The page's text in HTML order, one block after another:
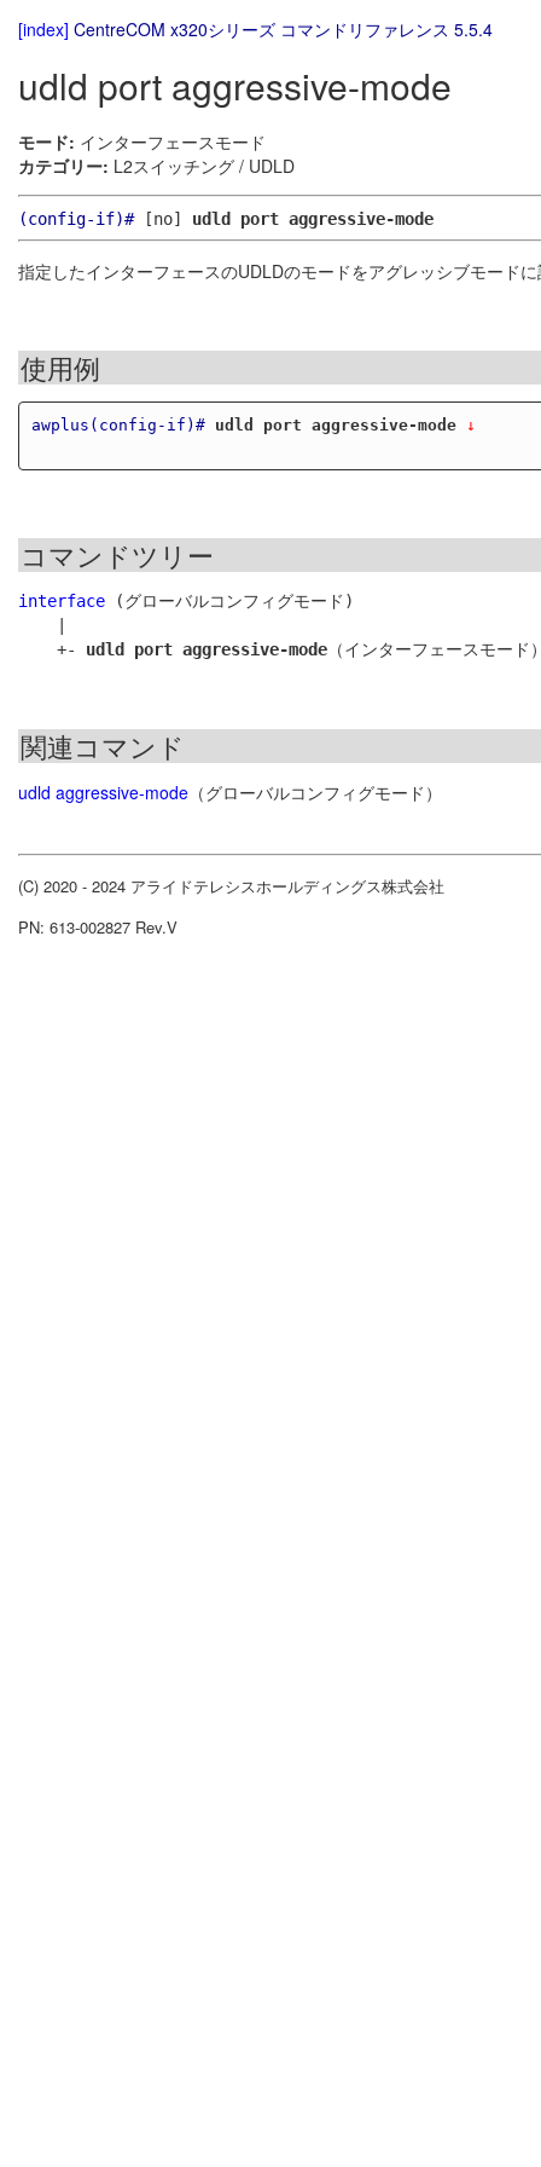
[index] CentreCOM x320シリーズ コマンドリファレンス 5.5.4
udld port aggressive-mode
モード: インターフェースモード
カテゴリー: L2スイッチング / UDLD
(config-if)#[no] udld port aggressive-mode
指定したインターフェースのUDLDのモードをアグレッシブモード
使用例
awplus(config-if)# udld port aggressive-mode ↓
コマンドツリー
interface (グローバルコンフィグモード)
    +-
udld port aggressive-mode
関連コマンド
udld aggressive-mode （グローバルコンフィグモード）
(C) 2020 - 2024 アライドテレシスホールディングス株式会社
PN: 613-002827 Rev.V